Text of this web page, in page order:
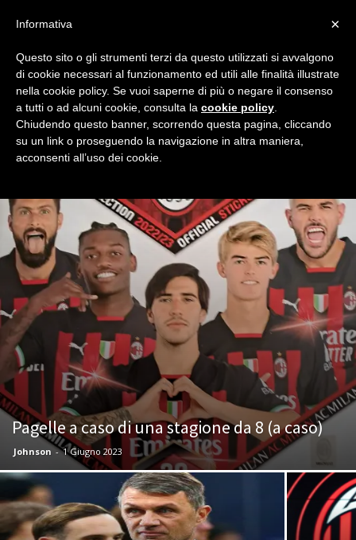
Home Redazionali Articoli Pagina 2
ARTICOLI
Gli articoli graffianti e senza sconti per nessuno dei redattori
di Milan Night, la grande famiglia dei Milanisti.
Pagelle a caso di una stagione da 8 (a caso)
Johnson - 1 Giugno 2023
×
Informativa
Questo sito o gli strumenti terzi da questo utilizzati si avvalgono
di cookie necessari al funzionamento ed utili alle finalità illustrate
nella cookie policy. Se vuoi saperne di più o negare il consenso
a tutti o ad alcuni cookie, consulta la cookie policy
Chiudendo questo banner, scorrendo questa pagina, cliccando
su un link o proseguendo la navigazione in altra maniera,
acconsenti all’uso dei cookie.